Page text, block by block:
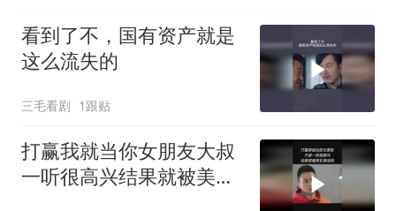
看到了不，国有资产就是
这么流失的
三毛看剧 1跟贴
打赢我就当你女朋友大叔
一听很高兴结果就被美女